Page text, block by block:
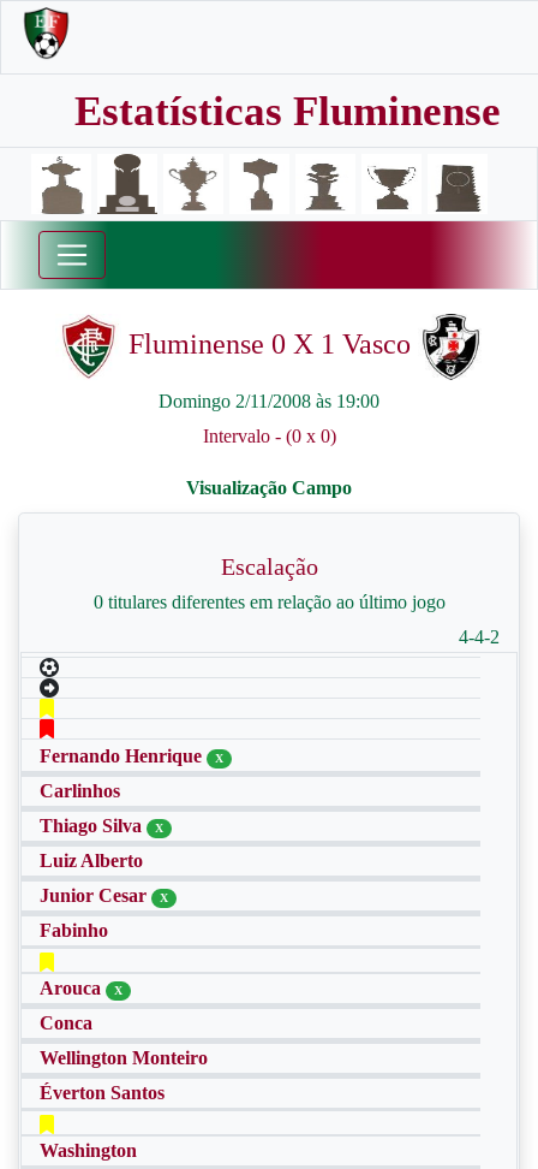
Estatísticas Fluminense
Fluminense 0 X 1 Vasco
Domingo 2/11/2008 às 19:00
Intervalo - (0 x 0)
Escalação
0 titulares diferentes em relação ao último jogo
4-4-2
Fernando Henrique X
Carlinhos
Thiago Silva
X
Luiz Alberto
Junior Cesar
X
Fabinho
Arouca X
Conca
Wellington Monteiro
Éverton Santos
Washington